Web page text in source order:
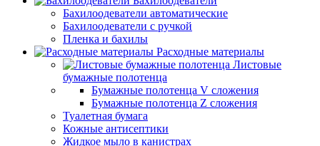
Бахилоодеватели автоматические
Бахилоодеватели с ручкой
Пленка и бахилы
Расходные материалы
Листовые
бумажные полотенца
Бумажные полотенца V сложения
Бумажные полотенца Z сложения
Туалетная бумага
Кожные антисептики
Жидкое мыло в канистрах